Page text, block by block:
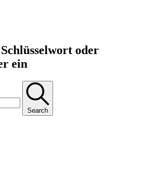
oder
ein
Search